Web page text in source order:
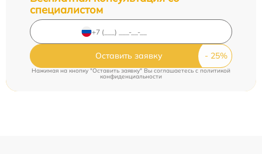
специалистом
Оставить заявку
Нажимая на кнопку "Оставить заявку" Вы соглашаетесь c политикой
конфиденциальности